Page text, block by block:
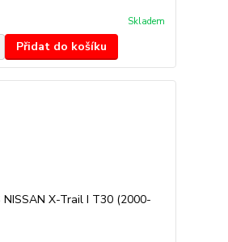
Skladem
Přidat do košíku